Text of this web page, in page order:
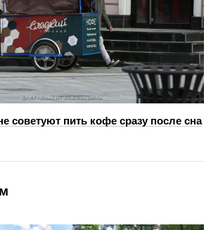
советуют пить кофе сразу после сна